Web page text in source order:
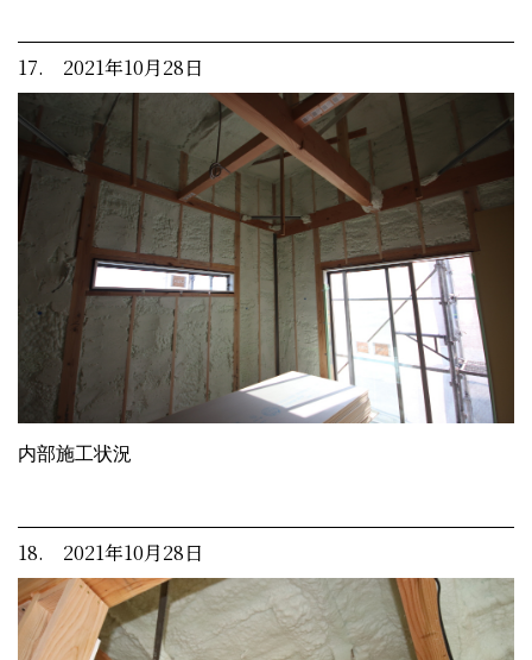
17. 2021年10月28日
内部施工状況
18. 2021年10月28日